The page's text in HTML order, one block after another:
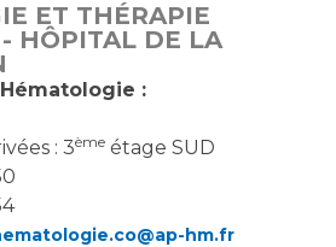
ET THÉRAPIE
HÔPITAL DE LA
:
: 3ème étage SUD
hm.fr